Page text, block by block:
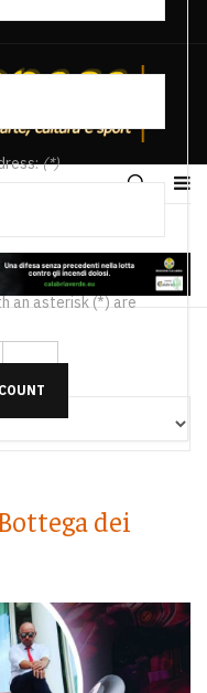
(*)
an asterisk (*) are
dei